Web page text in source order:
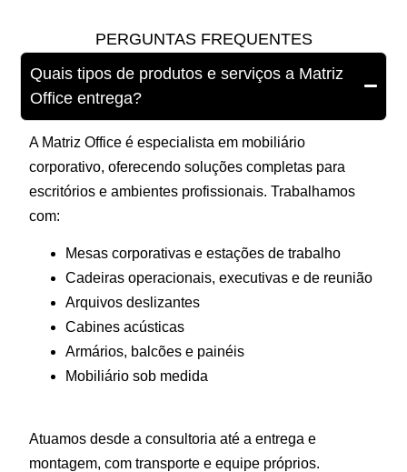
PERGUNTAS FREQUENTES
Quais tipos de produtos e serviços a Matriz
Office entrega?
A Matriz Office é especialista em mobiliário
corporativo, oferecendo soluções completas para
escritórios e ambientes profissionais. Trabalhamos
com:
Mesas corporativas e estações de trabalho
Cadeiras operacionais, executivas e de reunião
Arquivos deslizantes
Cabines acústicas
Armários, balcões e painéis
Mobiliário sob medida
Atuamos desde a consultoria até a entrega e
montagem, com transporte e equipe próprios.